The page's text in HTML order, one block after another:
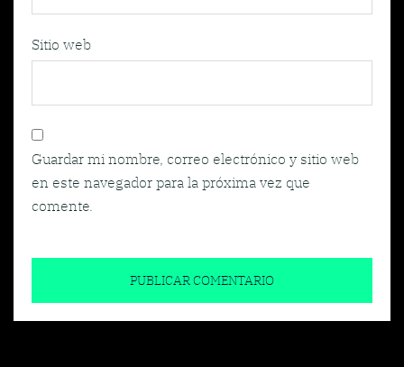
Sitio web
Guardar mi nombre, correo electrónico y sitio web
en este navegador para la próxima vez que
comente.